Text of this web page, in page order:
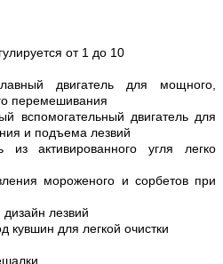
от 1 до 10
двигатель для мощного,
перемешивания
вспомогательный двигатель для
и подъема лезвий
из активированного угля легко
мороженого и сорбетов при
лезвий
кувшин для легкой очистки